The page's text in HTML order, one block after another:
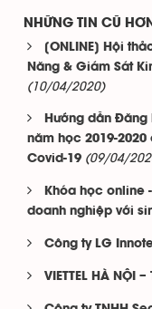
NHỮNG TIN CŨ HƠN
[ONLINE] Hội
Năng & Giám Sát
(10/04/2020)
Hướng dẫn
năm học 2019-
Covid-19 (09/04/
Khóa học online
doanh nghiệp với
Công ty LG
VIETTEL HÀ NỘI